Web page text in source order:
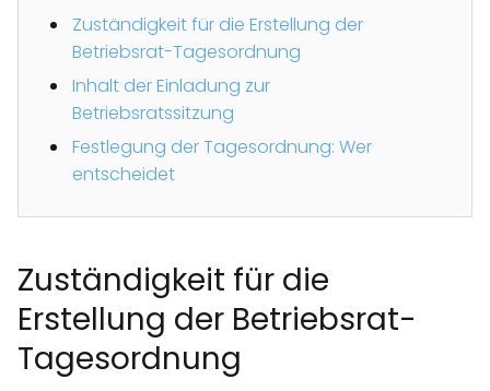
Zuständigkeit für die Erstellung der
Betriebsrat-Tagesordnung
Inhalt der Einladung zur
Betriebsratssitzung
Festlegung der Tagesordnung: Wer
entscheidet
Zuständigkeit für die
Erstellung der Betriebsrat-
Tagesordnung